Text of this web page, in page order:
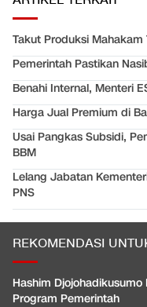
Takut Produksi Mahakam
Pemerintah Pastikan
Benahi Internal, Menteri
Harga Jual Premium di
Usai Pangkas Subsidi,
BBM
Lelang Jabatan
PNS
REKOMENDASI
Hashim
Program Pemerintah